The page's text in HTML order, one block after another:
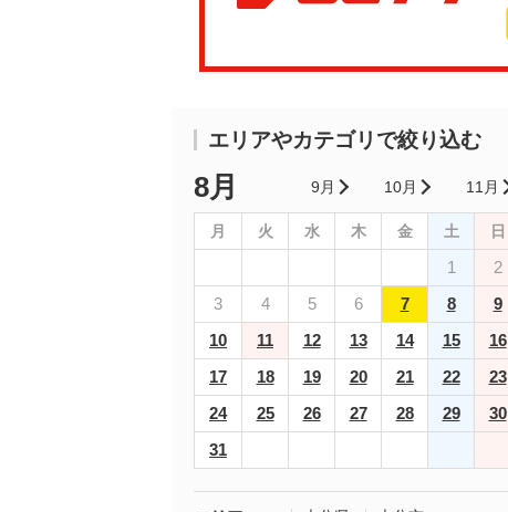
エリアやカテゴリで絞り込む
8月 9月 10月 11月
月 火 水 木 金 土 日
1
2
3
4 5 6 7 8
9
10
11 12 13 14 15
16
17
18 19 20 21 22
23
24
25 26 27 28 29
30
31